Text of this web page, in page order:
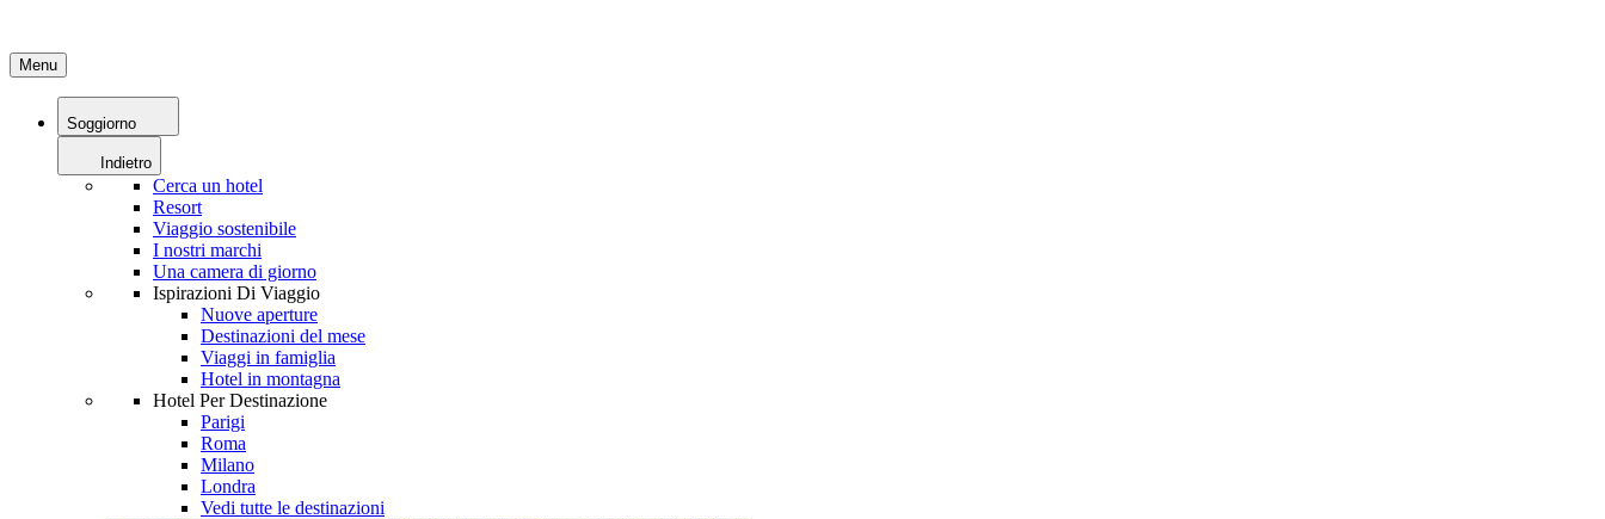
Menu
Soggiorno
Indietro
Cerca un hotel
Resort
Viaggio sostenibile
I nostri marchi
Una camera di giorno
Ispirazioni Di Viaggio
Nuove aperture
Destinazioni del mese
Viaggi in famiglia
Hotel in montagna
Hotel Per Destinazione
Parigi
Roma
Milano
Londra
Vedi tutte le destinazioni